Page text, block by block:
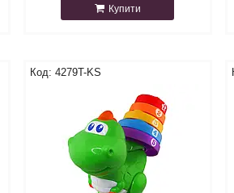
Купити
4279T-KS